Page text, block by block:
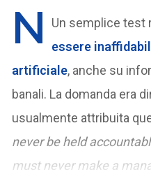
N Un semplice test
essere
artificiale, anche su
banali. La domanda era
usualmente attribuita
never be held
must never make a